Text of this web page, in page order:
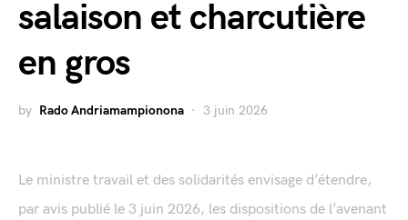
salaison et charcutière
en gros
by Rado Andriamampionona 3 juin 2026
Le ministre travail et des solidarités envisage d’étendre,
par avis publié le 3 juin 2026, les dispositions de l’avenant